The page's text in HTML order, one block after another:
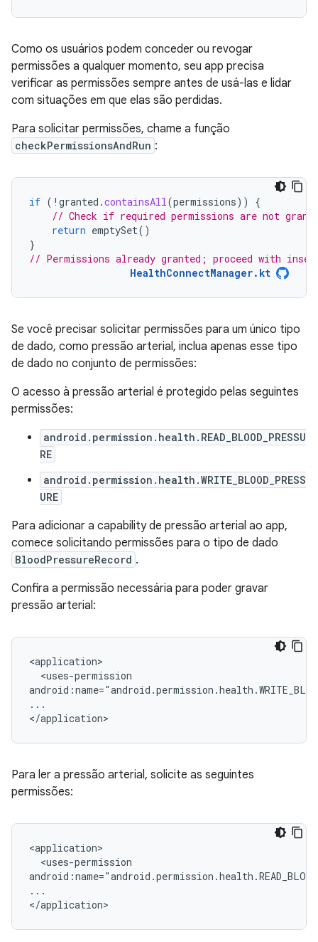
Como os usuários podem conceder ou revogar
permissões a qualquer momento, seu app precisa
verificar as permissões sempre antes de usá-las e lidar
com situações em que elas são perdidas.
Para solicitar permissões, chame a função
checkPermissionsAndRun :
if ( ! granted .containsAll(permissions))
{
// Check if required permissions are not
return emptySet()
}
// Permissions already granted; proceed with
HealthConnectManager.kt
Se você precisar solicitar permissões para um único tipo
de dado, como pressão arterial, inclua apenas esse tipo
de dado no conjunto de permissões:
O acesso à pressão arterial é protegido pelas seguintes
permissões:
android.permission.health.READ_BLOOD_PRESSU
RE
android.permission.health.WRITE_BLOOD_PRESS
URE
Para adicionar a capability de pressão arterial ao app,
comece solicitando permissões para o tipo de dado
BloodPressureRecord .
Confira a permissão necessária para poder gravar
pressão arterial:
<uses-permission
...
Para ler a pressão arterial, solicite as seguintes
permissões:
<uses-permission
...